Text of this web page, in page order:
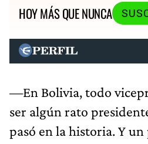
HOY MÁS QUE NUNCA
—En Bolivia, todo
ser algún rato
pasó en la historia. Y